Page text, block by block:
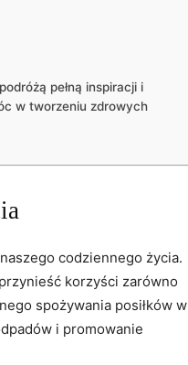
pełną inspiracji i
w tworzeniu zdrowych
codziennego życia.
korzyści zarówno
spożywania posiłków w
i promowanie